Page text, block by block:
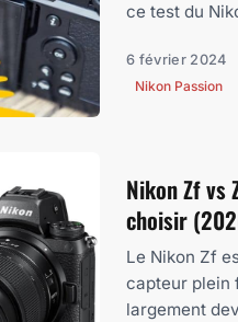
ce test du
6 février 2024
Nikon Passion
Nikon Zf vs
choisir
Le Nikon Zf
capteur plein
largement